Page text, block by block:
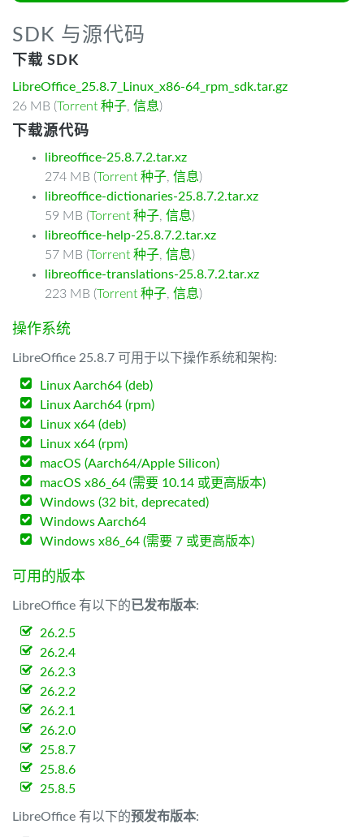
SDK 与源代码
下载 SDK
LibreOffice_25.8.7_Linux_x86-64_rpm_sdk.tar.gz
26 MB (Torrent 种子, 信息)
下载源代码
libreoffice-25.8.7.2.tar.xz
274 MB (Torrent 种子, 信息)
libreoffice-dictionaries-25.8.7.2.tar.xz
59 MB (Torrent 种子, 信息)
libreoffice-help-25.8.7.2.tar.xz
57 MB (Torrent 种子, 信息)
libreoffice-translations-25.8.7.2.tar.xz
223 MB (Torrent 种子, 信息)
操作系统
LibreOffice 25.8.7 可用于以下操作系统和架构:
Linux Aarch64 (deb)
Linux Aarch64 (rpm)
Linux x64 (deb)
Linux x64 (rpm)
macOS (Aarch64/Apple Silicon)
macOS x86_64 (需要 10.14 或更高版本)
Windows (32 bit, deprecated)
Windows Aarch64
Windows x86_64 (需要 7 或更高版本)
可用的版本
LibreOffice 有以下的已发布版本:
26.2.5
26.2.4
26.2.3
26.2.2
26.2.1
26.2.0
25.8.7
25.8.6
25.8.5
LibreOffice 有以下的预发布版本: